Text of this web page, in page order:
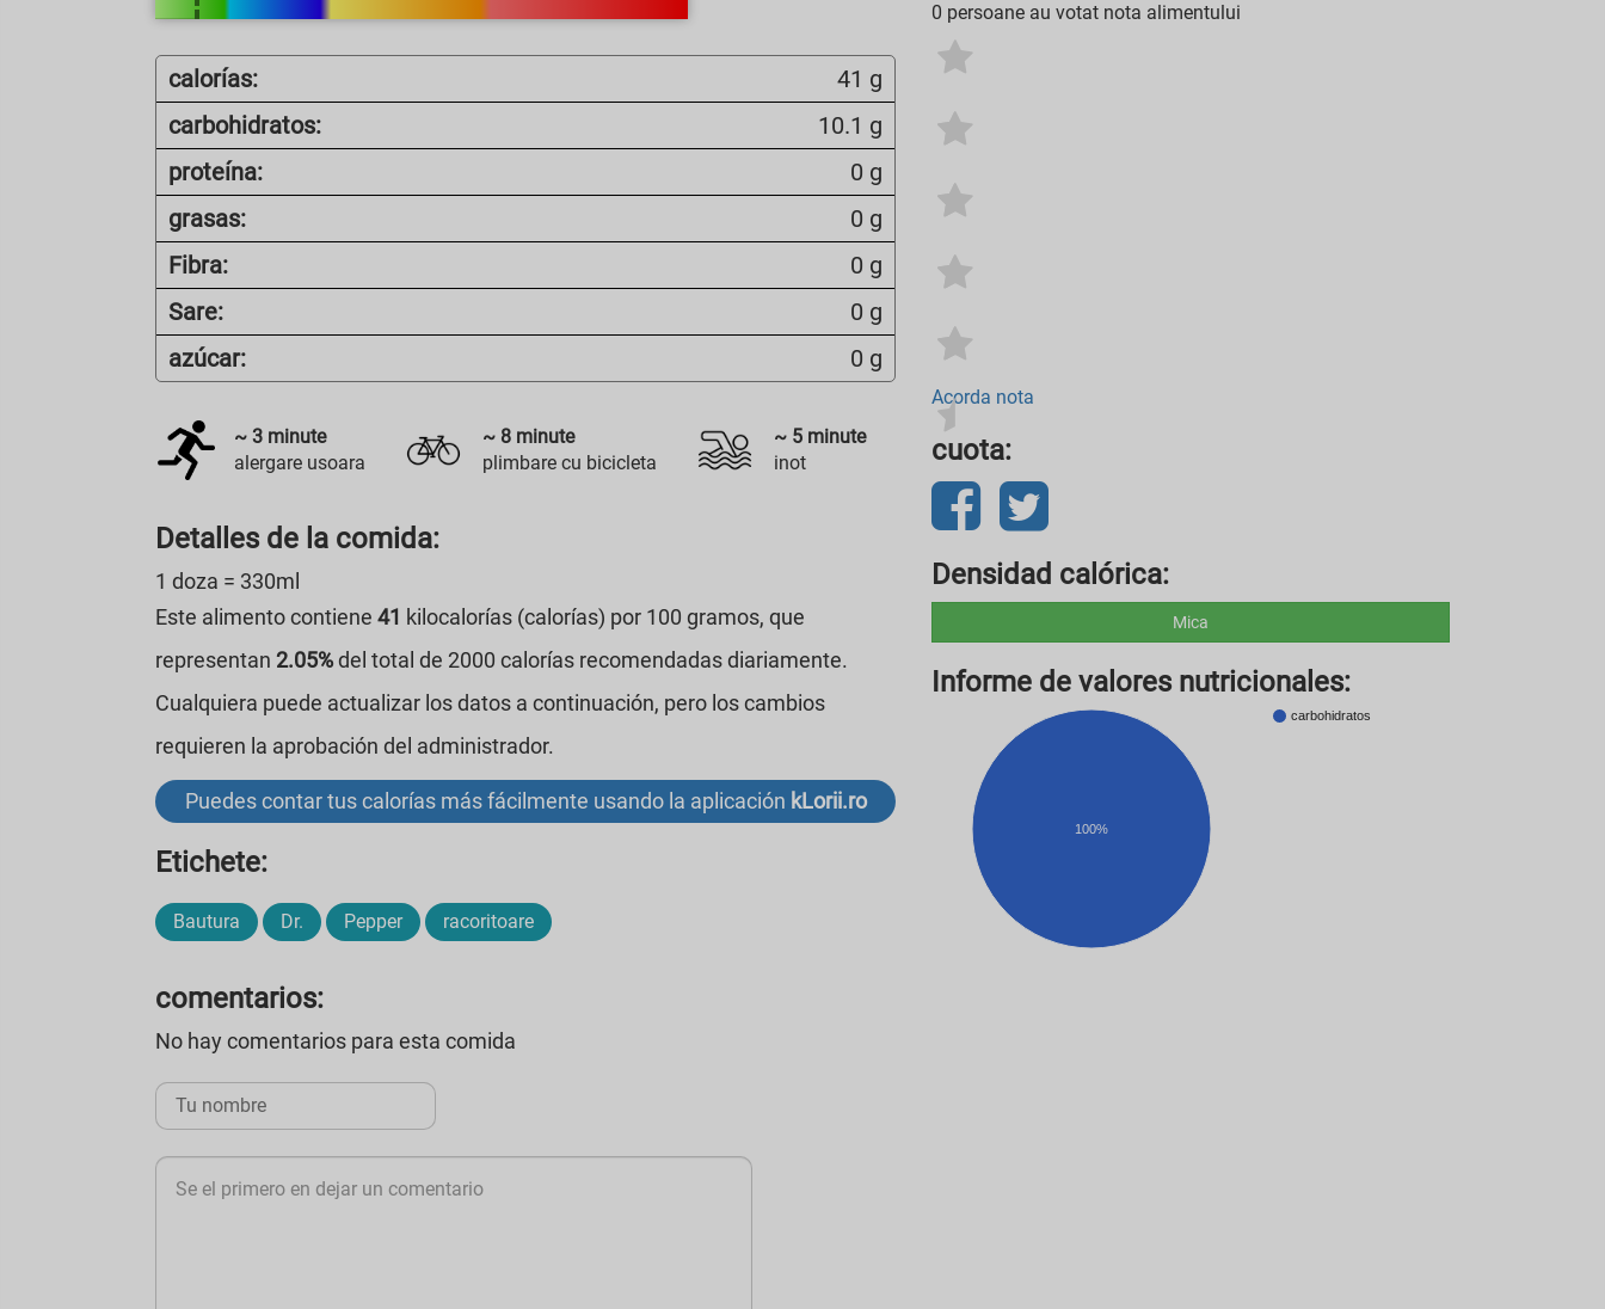
calorías:
41 g
carbohidratos:
10.1 g
proteína:
0 g
grasas:
0 g
Fibra:
0 g
Sare:
0 g
azúcar:
0 g
~3 minute
alergare usoara
~ 8 minute
plimbare cu bicicleta
~ 5 minute
inot
Detalles de la comida:
1 doza = 330ml
Este alimento contiene41 kilocalorías (calorías) por 100 gramos, que
representan2.05%del total de 2000 calorías recomendadas diariamente.
Cualquiera puede actualizar los datos a continuación, pero los cambios
requieren la aprobación del administrador.
Puedes contar tus calorías más fácilmente usando la aplicación kLorii.ro
Etichete:
Bautura Dr. Pepper racoritoare
0 persoane au votat nota alimentului
Acorda nota
cuota:
Densidad calórica:
Mica
Informe de valores nutricionales:
carbohidratos
100%
comentarios:
No hay comentarios para esta comida